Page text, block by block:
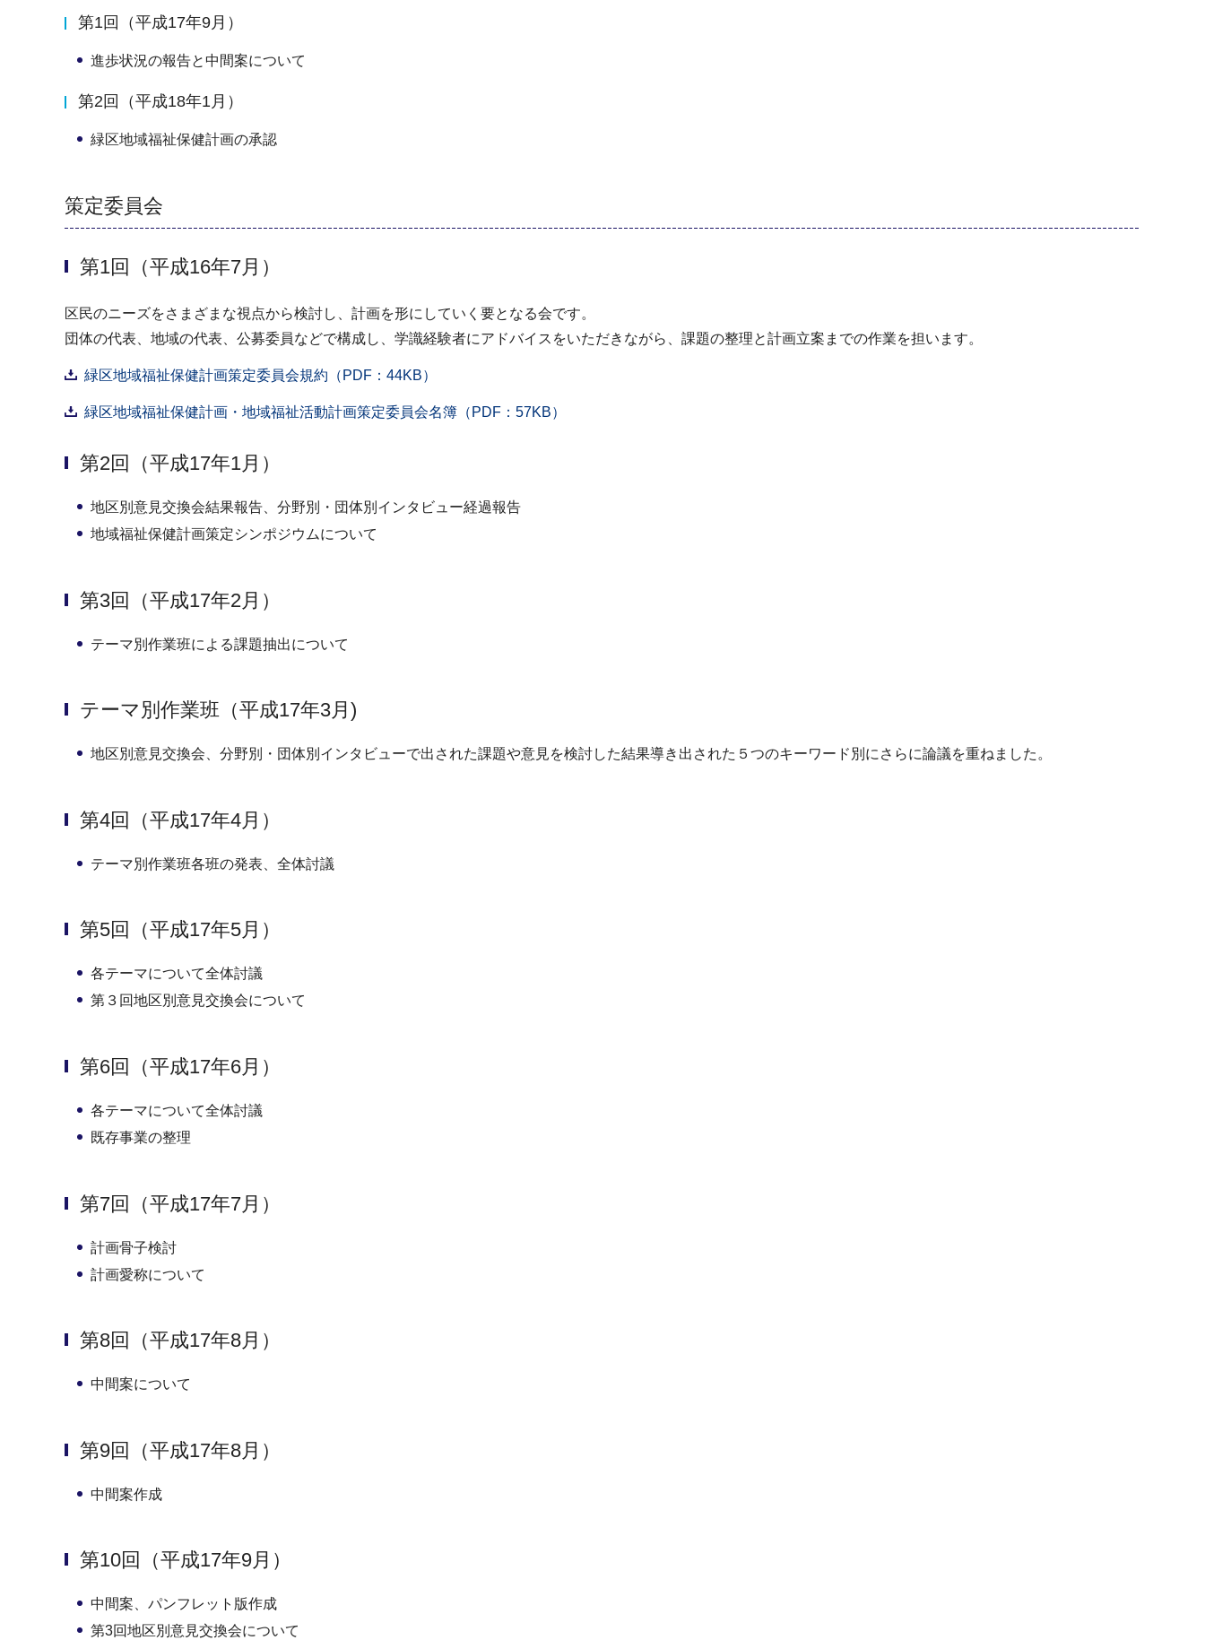
第1回（平成17年9月）
進歩状況の報告と中間案について
第2回（平成18年1月）
緑区地域福祉保健計画の承認
策定委員会
第1回（平成16年7月）
区民のニーズをさまざまな視点から検討し、計画を形にしていく要となる会です。
団体の代表、地域の代表、公募委員などで構成し、学識経験者にアドバイスをいただきながら、課題の整理と計画立案までの作業を担います。
緑区地域福祉保健計画策定委員会規約（PDF：44KB）
緑区地域福祉保健計画・地域福祉活動計画策定委員会名簿（PDF：57KB）
第2回（平成17年1月）
地区別意見交換会結果報告、分野別・団体別インタビュー経過報告
地域福祉保健計画策定シンポジウムについて
第3回（平成17年2月）
テーマ別作業班による課題抽出について
テーマ別作業班（平成17年3月)
地区別意見交換会、分野別・団体別インタビューで出された課題や意見を検討した結果導き出された５つのキーワード別にさらに論議を重ねました。
第4回（平成17年4月）
テーマ別作業班各班の発表、全体討議
第5回（平成17年5月）
各テーマについて全体討議
第３回地区別意見交換会について
第6回（平成17年6月）
各テーマについて全体討議
既存事業の整理
第7回（平成17年7月）
計画骨子検討
計画愛称について
第8回（平成17年8月）
中間案について
第9回（平成17年8月）
中間案作成
第10回（平成17年9月）
中間案、パンフレット版作成
第3回地区別意見交換会について